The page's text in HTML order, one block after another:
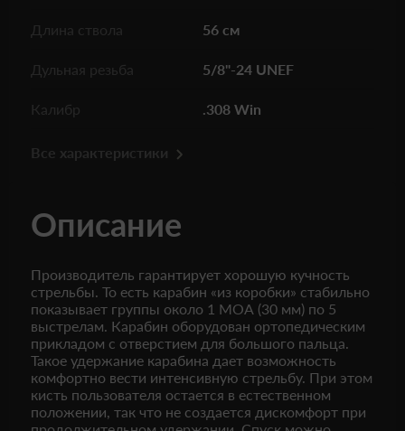
Длина ствола 56 см
Дульная резьба 5/8"-24 UNEF
Калибр .308 Win
Все характеристики
Описание
Производитель гарантирует хорошую кучность
стрельбы. То есть карабин «из коробки» стабильно
показывает группы около 1 МОА (30 мм) по 5
выстрелам. Карабин оборудован ортопедическим
прикладом с отверстием для большого пальца.
Такое удержание карабина дает возможность
комфортно вести интенсивную стрельбу. При этом
кисть пользователя остается в естественном
положении, так что не создается дискомфорт при